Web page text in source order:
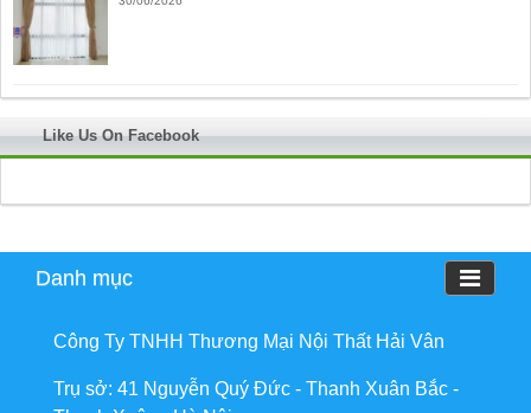
Like Us On Facebook
Danh mục
Công Ty TNHH Thương Mại Nội Thất Hải Vân
Trụ sở: 41 Nguyễn Quý Đức - Thanh Xuân Bắc -